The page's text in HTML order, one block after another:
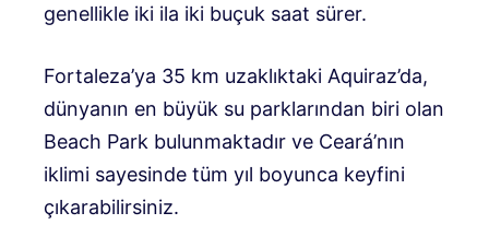
genellikle iki ila iki buçuk saat sürer.
Fortaleza’ya 35 km uzaklıktaki Aquiraz’da,
dünyanın en büyük su parklarından biri olan
Beach Park bulunmaktadır ve Ceará’nın
iklimi sayesinde tüm yıl boyunca keyfini
çıkarabilirsiniz.